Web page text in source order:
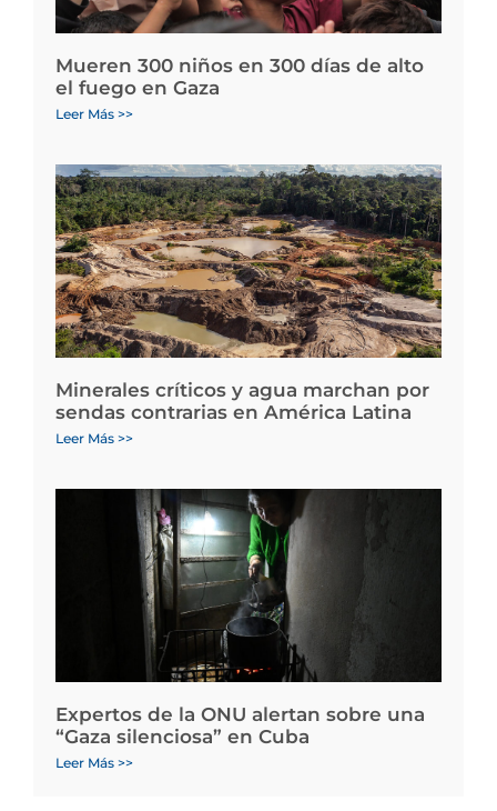
Mueren 300 niños en 300 días de alto
el fuego en Gaza
Leer Más >>
Minerales críticos y agua marchan por
sendas contrarias en América Latina
Leer Más >>
Expertos de la ONU alertan sobre una
“Gaza silenciosa” en Cuba
Leer Más >>